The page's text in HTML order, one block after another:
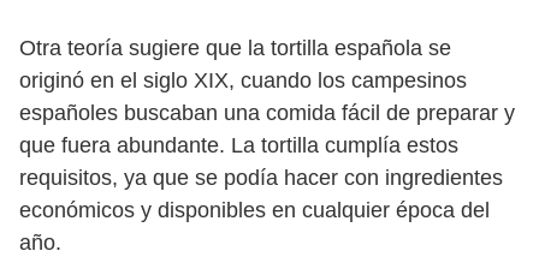
Otra teoría sugiere que la tortilla española se
originó en el siglo XIX, cuando los campesinos
españoles buscaban una comida fácil de preparar y
que fuera abundante. La tortilla cumplía estos
requisitos, ya que se podía hacer con ingredientes
económicos y disponibles en cualquier época del
año.